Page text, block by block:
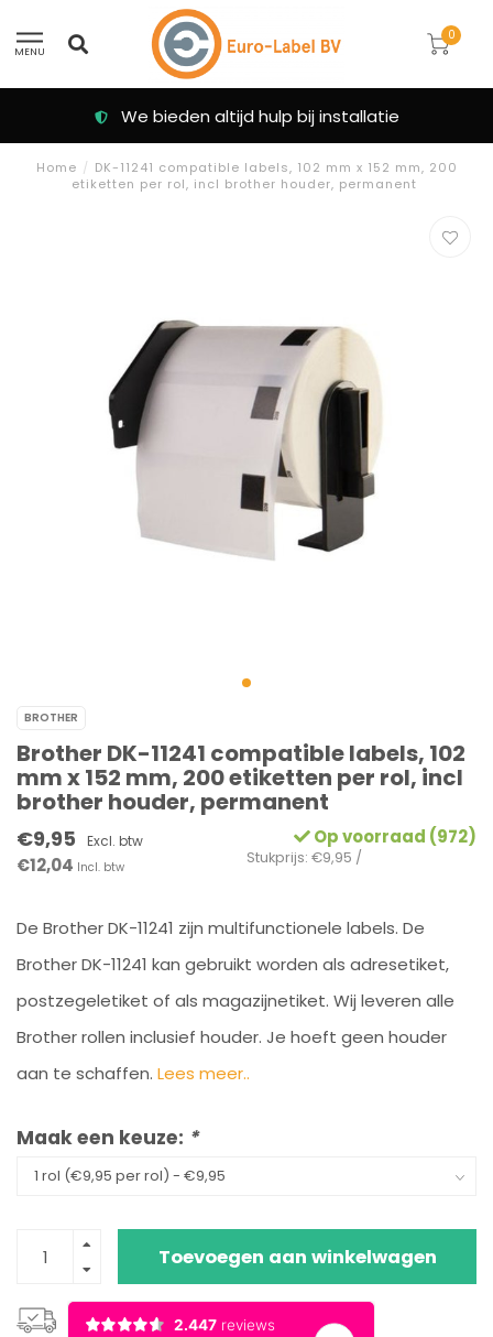
MENU
0
Klanten beoordelen ons
Home / DK-11241 compatible labels, 102 mm x 152 mm, 200
etiketten per rol, incl brother houder, permanent
BROTHER
Brother DK-11241 compatible labels, 102
mm x 152 mm, 200 etiketten per rol, incl
brother houder, permanent
€9,95 Excl. btw
€12,04 Incl. btw
Op voorraad (972)
Stukprijs: €9,95 /
De Brother DK-11241 zijn multifunctionele labels. De
Brother DK-11241 kan gebruikt worden als adresetiket,
postzegeletiket of als magazijnetiket. Wij leveren alle
Brother rollen inclusief houder. Je hoeft geen houder
aan te schaffen. Lees meer..
Maak een keuze: *
Toevoegen aan winkelwagen